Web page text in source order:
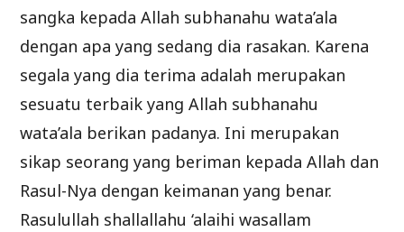
sangka kepada Allah subhanahu wata’ala
dengan apa yang sedang dia rasakan. Karena
segala yang dia terima adalah merupakan
sesuatu terbaik yang Allah subhanahu
wata’ala berikan padanya. Ini merupakan
sikap seorang yang beriman kepada Allah dan
Rasul-Nya dengan keimanan yang benar.
Rasulullah shallallahu ‘alaihi wasallam